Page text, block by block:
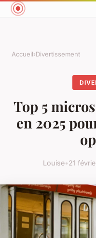
Accueil›Divertissement
Top 5
en 2025
Louise•21